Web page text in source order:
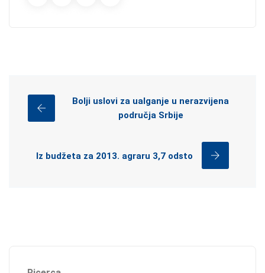
Bolji uslovi za ualganje u nerazvijena
područja Srbije
Iz budžeta za 2013. agraru 3,7 odsto